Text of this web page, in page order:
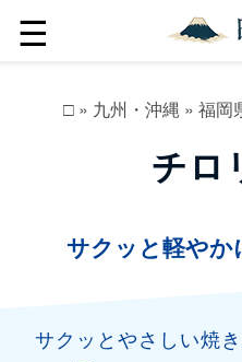
☰
□» 九州・沖縄 » 福岡
チロ
サクッと軽やか
サクッとやさしい焼